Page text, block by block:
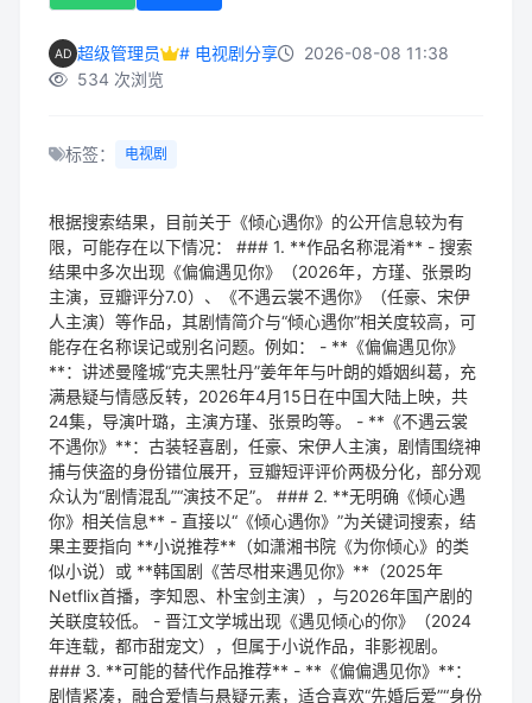
超级管理员 # 电视剧分享
2026-08-08 11:38
534 次浏览
标签： 电视剧
根据搜索结果，目前关于《倾心遇你》的公开信息较为有
限，可能存在以下情况： ### 1. **作品名称混淆** - 搜索
结果中多次出现《偏偏遇见你》（2026年，方瑾、张景昀
主演，豆瓣评分7.0）、《不遇云裳不遇你》（任豪、宋伊
人主演）等作品，其剧情简介与“倾心遇你”相关度较高，可
能存在名称误记或别名问题。例如： - **《偏偏遇见你》
**：讲述曼隆城“克夫黑牡丹”姜年年与叶朗的婚姻纠葛，充
满悬疑与情感反转，2026年4月15日在中国大陆上映，共
24集，导演叶璐，主演方瑾、张景昀等。 - **《不遇云裳
不遇你》**：古装轻喜剧，任豪、宋伊人主演，剧情围绕神
捕与侠盗的身份错位展开，豆瓣短评评价两极分化，部分观
众认为“剧情混乱”“演技不足”。 ### 2. **无明确《倾心遇
你》相关信息** - 直接以“《倾心遇你》”为关键词搜索，结
果主要指向 **小说推荐**（如潇湘书院《为你倾心》的类
似小说）或 **韩国剧《苦尽柑来遇见你》**（2025年
Netflix首播，李知恩、朴宝剑主演），与2026年国产剧的
关联度较低。 - 晋江文学城出现《遇见倾心的你》（2024
年连载，都市甜宠文），但属于小说作品，非影视剧。
### 3. **可能的替代作品推荐** - **《偏偏遇见你》**：
剧情紧凑，融合爱情与悬疑元素，适合喜欢“先婚后爱”“身份